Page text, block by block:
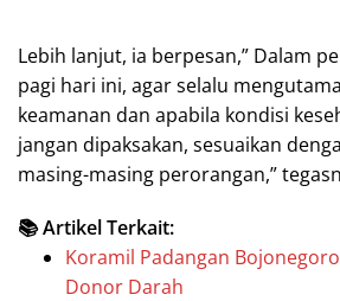
Lebih lanjut, ia berpesan,” Dalam
pagi hari ini, agar selalu
keamanan dan apabila kondisi
jangan dipaksakan, sesuaikan
masing-masing perorangan,”
📚 Artikel Terkait:
Koramil Padangan
Donor Darah